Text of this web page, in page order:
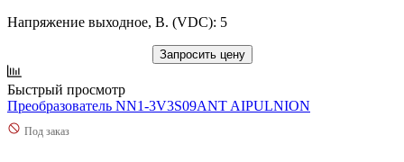
Напряжение выходное, В. (VDC): 5
Запросить цену
Быстрый просмотр
Преобразователь NN1-3V3S09ANT AIPULNION
Под заказ